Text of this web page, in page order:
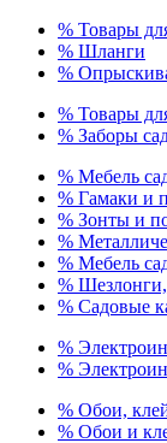
% Товары
% Шланги
%
% Товары
% Заборы
% Мебель
% Гамаки и
% Зонты и
%
% Мебель
%
% Садовые
%
%
% Обои,
% Обои и